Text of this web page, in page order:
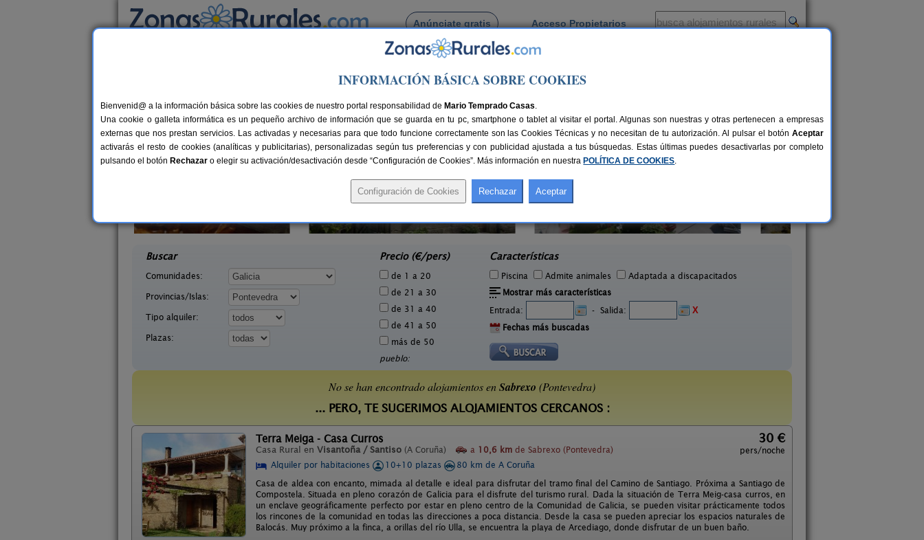
Anúnciate gratis Acceso Propietarios
Busca por pueblo
Casas Rurales cerca de Sabrexo
21 €
Apartamentos Rodeiramar 2A
Buscar
Comunidades:
Provincias/Islas:
Tipo alquiler:
Plazas:
Precio (€/pers)
de 1 a 20
de 21 a 30
de 31 a 40
de 41 a 50
más de 50
pueblo:
Características
Piscina Admite animales
Adaptada a discapacitados
Mostrar más características
Entrada:
- Salida:
X
Fechas más buscadas
No se han encontrado alojamientos enSabrexo (Pontevedra)
... PERO, TE SUGERIMOS ALOJAMIENTOS CERCANOS :
Terra Meiga - Casa Curros
Casa Rural en Visantoña / Santiso (A Coruña) a 10,6 km de Sabrexo (Pontevedra)
30 €
pers/noche
Alquiler por habitaciones
10+10 plazas
80 km de A Coruña
Casa de aldea con encanto, mimada al detalle e ideal para disfrutar del tramo final del Camino de Santiago. Próxima a Santiago de
Compostela. Situada en pleno corazón de Galicia para el disfrute del turismo rural. Dada la situación de Terra Meig-casa curros, en
un enclave geográficamente perfecto por estar en pleno centro de la Comunidad de Galicia, se pueden visitar prácticamente todos
los rincones de la comunidad en todas las direcciones a poca distancia. Desde la casa se pueden apreciar los espacios naturales de
Balocás. Muy próximo a la finca, a orillas del río Ulla, se encuentra la playa de Arcediago, donde disfrutar de un buen baño.
INFORMACIÓN BÁSICA SOBRE COOKIES
Bienvenid@ a la información básica sobre las cookies de nuestro portal responsabilidad de Mario Temprado Casas.
Una cookie o galleta informática es un pequeño archivo de información que se guarda en tu pc, smartphone o tablet al visitar el portal. Algunas son nuestras y otras pertenecen a empresas
externas que nos prestan servicios. Las activadas y necesarias para que todo funcione correctamente son las Cookies Técnicas y no necesitan de tu autorización. Al pulsar el botón Aceptar
activarás el resto de cookies (analíticas y publicitarias), personalizadas según tus preferencias y con publicidad ajustada a tus búsquedas. Estas últimas puedes desactivarlas por completo
pulsando el botón Rechazar o elegir su activación/desactivación desde “Configuración de Cookies”. Más información en nuestra POLÍTICA DE COOKIES.